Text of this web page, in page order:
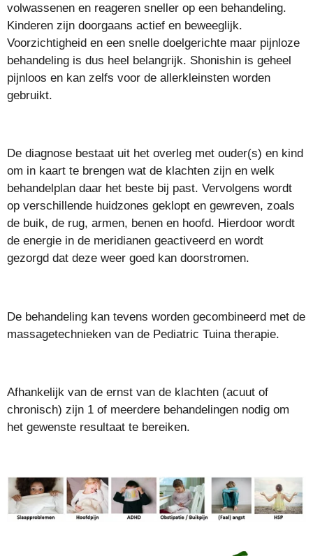
volwassenen en reageren sneller op een behandeling.
Kinderen zijn doorgaans actief en beweeglijk.
Voorzichtigheid en een snelle doelgerichte maar pijnloze
behandeling is dus heel belangrijk. Shonishin is geheel
pijnloos en kan zelfs voor de allerkleinsten worden
gebruikt.
De diagnose bestaat uit het overleg met ouder(s) en kind
om in kaart te brengen wat de klachten zijn en welk
behandelplan daar het beste bij past. Vervolgens wordt
op verschillende huidzones geklopt en gewreven, zoals
de buik, de rug, armen, benen en hoofd. Hierdoor wordt
de energie in de meridianen geactiveerd en wordt
gezorgd dat deze weer goed kan doorstromen.
De behandeling kan tevens worden gecombineerd met de
massagetechnieken van de Pediatric Tuina therapie.
Afhankelijk van de ernst van de klachten (acuut of
chronisch) zijn 1 of meerdere behandelingen nodig om
het gewenste resultaat te bereiken.